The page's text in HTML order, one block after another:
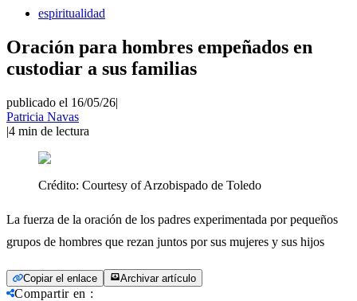
espiritualidad
Oración para hombres empeñados en
custodiar a sus familias
publicado el 16/05/26|
Patricia Navas
|4 min de lectura
Crédito: Courtesy of Arzobispado de Toledo
La fuerza de la oración de los padres experimentada por pequeños
grupos de hombres que rezan juntos por sus mujeres y sus hijos
Copiar el enlace Archivar artículo
Compartir en :